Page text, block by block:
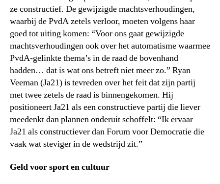
ze constructief. De gewijzigde machtsverhoudingen,
waarbij de PvdA zetels verloor, moeten volgens haar
goed tot uiting komen: “Voor ons gaat gewijzigde
machtsverhoudingen ook over het automatisme waarmee
PvdA-gelinkte thema’s in de raad de bovenhand
hadden… dat is wat ons betreft niet meer zo.” Ryan
Veeman (Ja21) is tevreden over het feit dat zijn partij
met twee zetels de raad is binnengekomen. Hij
positioneert Ja21 als een constructieve partij die liever
meedenkt dan plannen onderuit schoffelt: “Ik ervaar
Ja21 als constructiever dan Forum voor Democratie die
vaak wat steviger in de wedstrijd zit.”
Geld voor sport en cultuur